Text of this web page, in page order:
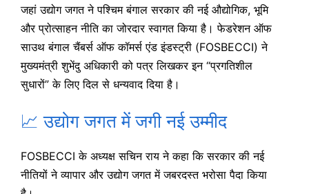
जहां उद्योग जगत ने पश्चिम बंगाल सरकार की नई औद्योगिक, भूमि
और प्रोत्साहन नीति का जोरदार स्वागत किया है। फेडरेशन ऑफ
साउथ बंगाल चैंबर्स ऑफ कॉमर्स एंड इंडस्ट्री (FOSBECCI) ने
मुख्यमंत्री शुभेंदु अधिकारी को पत्र लिखकर इन “प्रगतिशील
सुधारों” के लिए दिल से धन्यवाद दिया है।
📈 उद्योग जगत में जगी नई उम्मीद
FOSBECCI के अध्यक्ष सचिन राय ने कहा कि सरकार की नई
नीतियों ने व्यापार और उद्योग जगत में जबरदस्त भरोसा पैदा किया